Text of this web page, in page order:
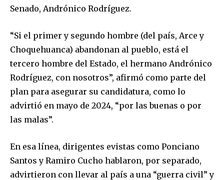
Senado, Andrónico Rodríguez.
“Si el primer y segundo hombre (del país, Arce y
Choquehuanca) abandonan al pueblo, está el
tercero hombre del Estado, el hermano Andrónico
Rodríguez, con nosotros”, afirmó como parte del
plan para asegurar su candidatura, como lo
advirtió en mayo de 2024, “por las buenas o por
las malas”.
En esa línea, dirigentes evistas como Ponciano
Santos y Ramiro Cucho hablaron, por separado,
advirtieron con llevar al país a una “guerra civil” y